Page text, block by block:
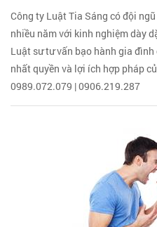
Công ty Luật Tia Sáng có đội
nhiều năm với kinh nghiệm dày
Luật sư tư vấn bạo hành gia
nhất quyền và lợi ích hợp pháp
0989.072.079 | 0906.219.287